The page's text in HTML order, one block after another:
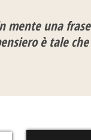
mente una
è tale